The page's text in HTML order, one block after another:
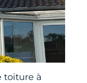
toiture à